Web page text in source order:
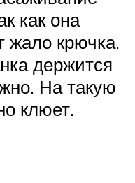
как она
жало крючка.
держится
На такую
клюет.